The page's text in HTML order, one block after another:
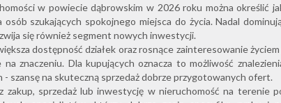
w powiecie dąbrowskim w 2026 roku można określić
osób szukających spokojnego miejsca do życia. Nadal
się również segment nowych inwestycji.
dostępność działek oraz rosnące zainteresowanie
na znaczeniu. Dla kupujących oznacza to możliwość
- szansę na skuteczną sprzedaż dobrze przygotowanych ofert.
zakup, sprzedaż lub inwestycję w nieruchomość na terenie